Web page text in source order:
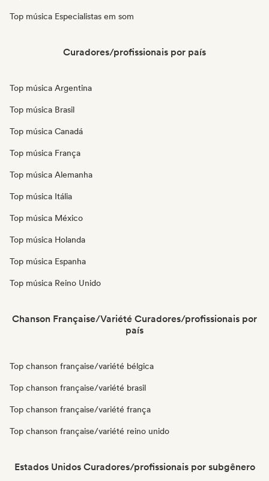
Top música Especialistas em som
Curadores/profissionais por país
Top música Argentina
Top música Brasil
Top música Canadá
Top música França
Top música Alemanha
Top música Itália
Top música México
Top música Holanda
Top música Espanha
Top música Reino Unido
Chanson Française/Variété Curadores/profissionais por
país
Top chanson française/variété bélgica
Top chanson française/variété brasil
Top chanson française/variété frança
Top chanson française/variété reino unido
Estados Unidos Curadores/profissionais por subgênero